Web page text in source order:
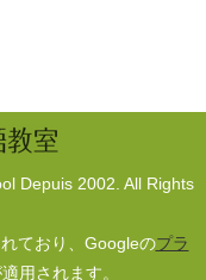
Depuis 2002. All Rights
ており、Googleのプラ
用されます。